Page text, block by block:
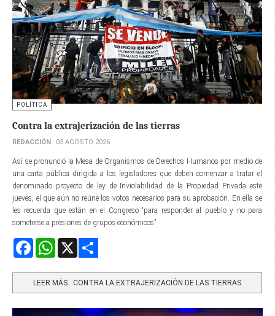
POLÍTICA
Contra la extrajerización de las tierras
REDACCIÓN 03 AGOSTO 2026
Así se pronunció la Mesa de Organismos de Derechos Humanos por medio de
una carta pública dirigida a los legisladores que deben comenzar a tratar el
denominado proyecto de ley de Inviolabilidad de la Propiedad Privada este
jueves, el que aún no reúne los votos necesarios para su aprobación. En ella se
les recuerda que están en el Congreso “para responder al pueblo y no para
someterse a presiones de grupos económicos”.
FacebookWhatsApp
LEER MÁS…CONTRA LA EXTRAJERIZACIÓN DE LAS TIERRAS